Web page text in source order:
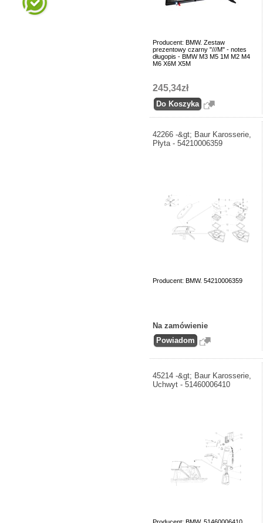
Producent: BMW. Zestaw
prezentowy czarny "///M" - notes
długopis - BMW M3 M5 1M M2 M4
M6 X6M X5M
245,34zł
42266 -&gt; Baur Karosserie,
Płyta - 54210006359
Producent: BMW. 54210006359
Na zamówienie
45214 -&gt; Baur Karosserie,
Uchwyt - 51460006410